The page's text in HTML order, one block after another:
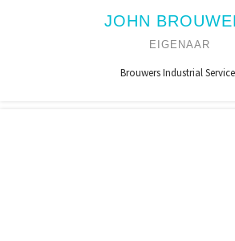
JOHN
EIGENAAR
Brouwers Industrial